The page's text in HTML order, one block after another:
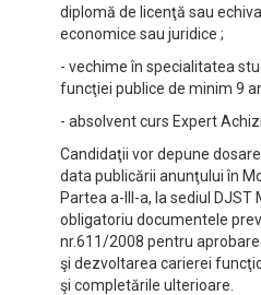
diplomă de licenţă sau
economice sau juridice ;
- vechime în specialitatea
funcţiei publice de minim 9
- absolvent curs Expert
Candidaţii vor depune
data publicării anunţului în
Partea a-III-a, la sediul
obligatoriu documentele
nr.611/2008 pentru
şi dezvoltarea carierei
şi completările ulterioare.